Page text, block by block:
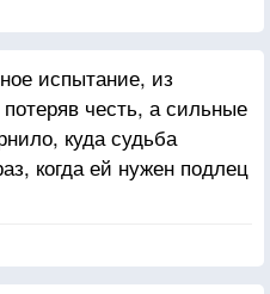
испытание, из
честь, а сильные
куда судьба
когда ей нужен подлец